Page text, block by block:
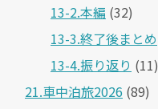
13-2.本編 (32)
13-3.終了後まとめ
13-4.振り返り (11)
21.車中泊旅2026 (89)